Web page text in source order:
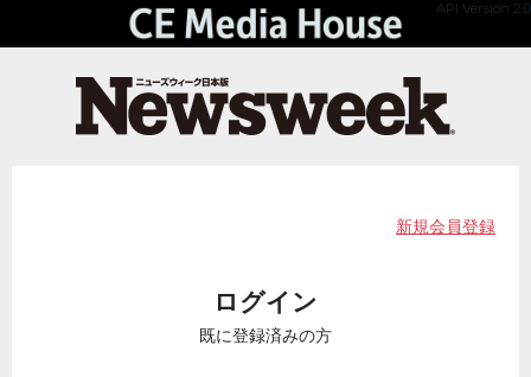
API Version 2.0
新規会員登録
ログイン
既に登録済みの方